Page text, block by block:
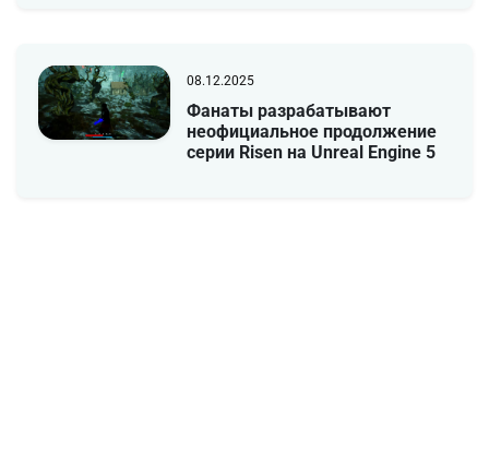
08.12.2025
Фанаты разрабатывают
неофициальное продолжение
серии Risen на Unreal Engine 5